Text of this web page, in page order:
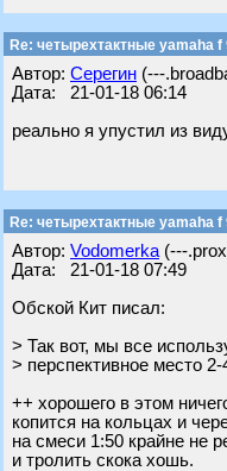
Re: четырехтактные yamaha
Автор: Серегин (---
Дата: 21-01-18 06:14
реально я упустил из
Re: четырехтактные yamaha
Автор: Vodomerka (---
Дата: 21-01-18 07:49
Обской Кит писал:
> Так вот, мы все
> перспективное место
++ хорошего в этом
копится на кольцах и
на смеси 1:50 крайне не
и тролить скока хошь.